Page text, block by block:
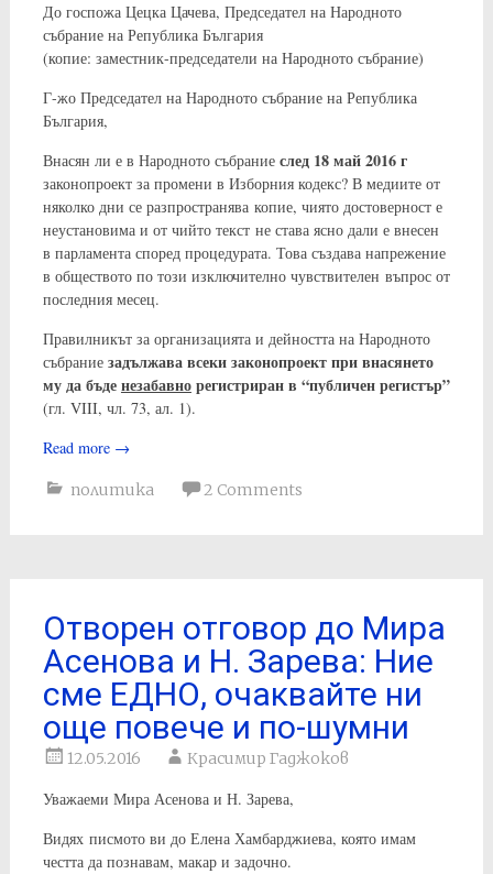
До госпожа Цецка Цачева, Председател на Народното
събрание на Република България
(копие: заместник-председатели на Народното събрание)
Г-жо Председател на Народното събрание на Република
България,
Внасян ли е в Народното събраниеслед 18 май 2016 г
законопроект за промени в Изборния кодекс? В медиите от
няколко дни се разпространява копие, чиято достоверност е
неустановима и от чийто текст не става ясно дали е внесен
в парламента според процедурата. Това създава напрежение
в обществото по този изключително чувствителен въпрос от
последния месец.
Правилникът за организацията и дейността на Народното
събрание задължава всеки законопроект при внасянето
му да бъденезабавнорегистриран в “публичен регистър”
(гл. VIII, чл. 73, ал. 1).
Read more →
политика 2 Comments
Отворен отговор до Мира
Асенова и Н. Зарева: Ние
сме ЕДНО, очаквайте ни
още повече и по-шумни
12.05.2016 Красимир Гаджоков
Уважаеми Мира Асенова и Н. Зарева,
Видях писмото ви до Елена Хамбарджиева, която имам
честта да познавам, макар и задочно.